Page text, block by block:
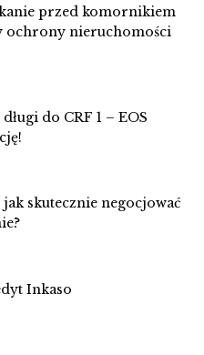
przed komornikiem
ochrony nieruchomości
do CRF 1 – EOS
skutecznie negocjować
Inkaso